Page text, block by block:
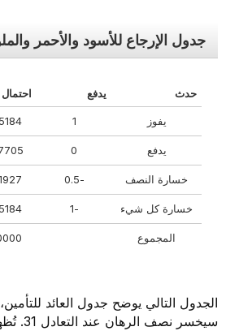
جدول الإرجاع للأسود والأحمر
حدث يدفع احتمال
يفوز
يدفع
خسارة النصف
خسارة كل شيء
المجموع
الجدول التالي يوضح جدول العائد
سيخسر نصف